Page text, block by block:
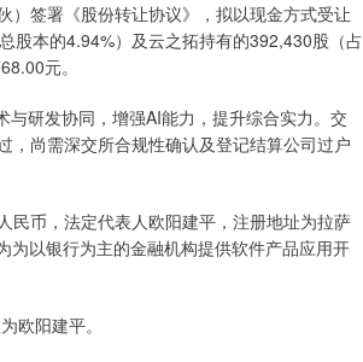
）签署《股份转让协议》，拟以现金方式受让
股本的4.94%）及云之拓持有的392,430股（占
元。
研发协同，增强AI能力，提升综合实力。交
，尚需深交所合规性确认及登记结算公司过户
币，法定代表人欧阳建平，注册地址为拉萨
以银行为主的金融机构提供软件产品应用开
欧阳建平。